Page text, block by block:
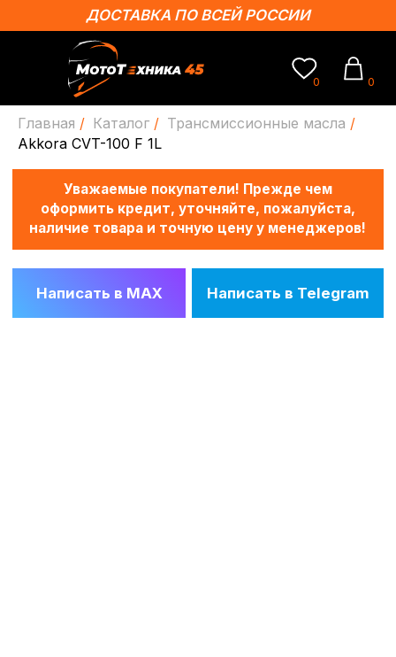
ДОСТАВКА ПО ВСЕЙ РОССИИ
Главная / Каталог / Трансмиссионные масла /
Akkora CVT-100 F 1L
Написать в MAX Написать в Telegram
Уважаемые покупатели! Прежде чем
оформить кредит, уточняйте, пожалуйста,